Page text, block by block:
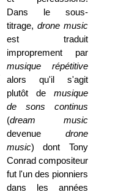
Dans le sous-
titrage, drone music
est traduit
improprement par
musique répétitive
alors qu'il s'agit
plutôt de musique
de sons continus
(dream music
devenue drone
music) dont Tony
Conrad compositeur
fut l'un des pionniers
dans les années